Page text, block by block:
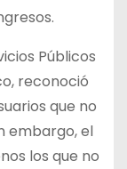
Públicos
reconoció
que no
embargo, el
los que no